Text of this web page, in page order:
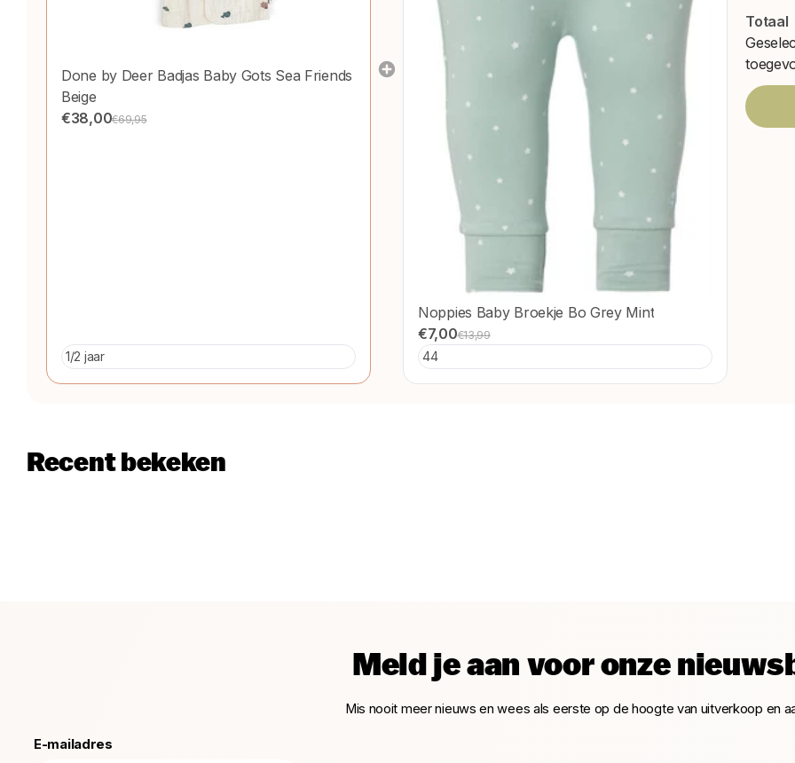
Done by Deer Badjas Baby Gots Sea Friends
Beige
€38,00€69,95
Noppies Baby Broekje Bo Grey Mint
€7,00€13,99
Totaal
Recent bekeken
Meld je aan voor onze
Mis nooit meer nieuws en wees als eerste op de hoogte van uitverkoop en
E-mailadres